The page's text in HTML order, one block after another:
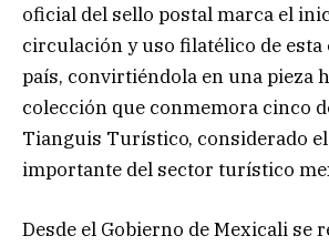
oficial del sello postal marca el
circulación y uso filatélico de esta
país, convirtiéndola en una pieza
colección que conmemora cinco
Tianguis Turístico, considerado
importante del sector turístico
Desde el Gobierno de Mexicali se